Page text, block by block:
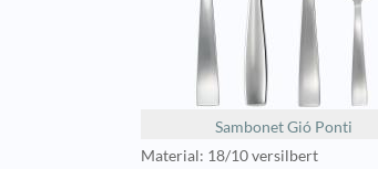
Sambonet Gió Ponti
Material: 18/10 versilbert